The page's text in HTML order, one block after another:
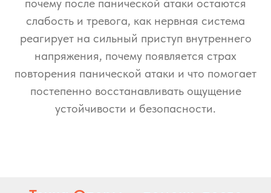
почему после панической атаки остаются
слабость и тревога, как нервная система
реагирует на сильный приступ внутреннего
напряжения, почему появляется страх
повторения панической атаки и что помогает
постепенно восстанавливать ощущение
устойчивости и безопасности.